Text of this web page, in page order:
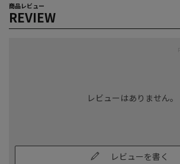
商品レビュー
REVIEW
レビューはありません。
レビューを書く